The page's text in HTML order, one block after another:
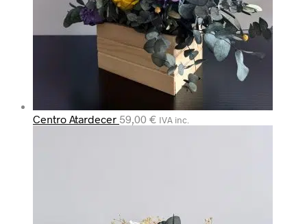
Centro Atardecer 59,00 € IVA inc.